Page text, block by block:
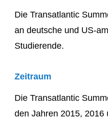
Die Transatlantic
an deutsche und US-
Studierende.
Zeitraum
Die Transatlantic
den Jahren 2015, 2016